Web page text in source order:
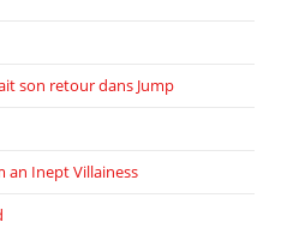
son retour dans Jump
an Inept Villainess